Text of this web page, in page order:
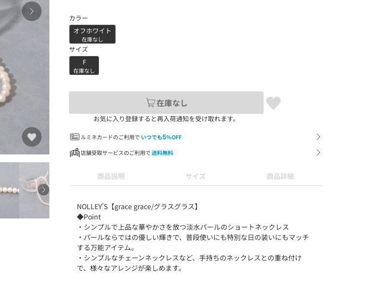
カラー
オフホワイト
在庫なし
サイズ
F
在庫なし
在庫なし
お気に入り登録すると再入荷通知を受け取れます。
ルミネカードのご利用で いつでも5%OFF
店舗受取サービスのご利用で送料無料
商品説明 サイズ 商品詳細
NOLLEY’S【grace grace/グラスグラス】
◆Point
・シンプルで上品な華やかさを放つ淡水パールのショートネックレス
・パールならではの優しい輝きで、普段使いにも特別な日の装いにもマッチ
する万能アイテム。
・シンプルなチェーンネックレスなど、手持ちのネックレスとの重ね付け
で、様々なアレンジが楽しめます。